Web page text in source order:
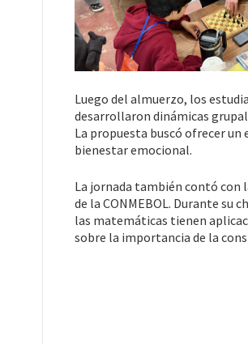
Luego del almuerzo, los
desarrollaron dinámicas
La propuesta buscó ofrecer
bienestar emocional.
La jornada también contó con
de la CONMEBOL. Durante su
las matemáticas tienen
sobre la importancia de la